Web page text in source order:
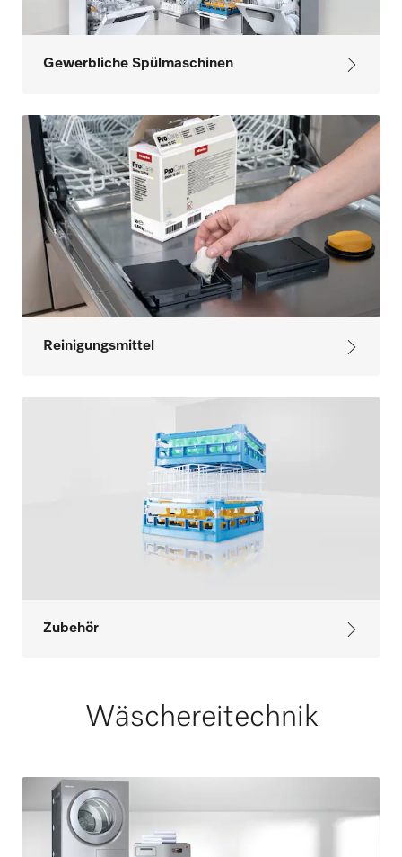
Gewerbliche Spülmaschinen
Reinigungsmittel
Zubehör
Wäschereitechnik